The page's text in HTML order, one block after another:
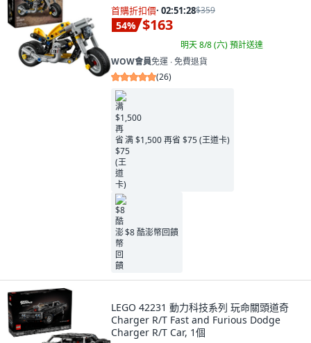
首購折扣價· 02:51:27$359
54% $163
明天 8/8 (六)預計送達
WOW會員免運 ∙ 免費退貨
(26)
满 $1,500 再省 $75 (王道卡)
$8 酷澎幣回饋
LEGO 42231 動力科技系列 玩命關頭道奇
Charger R/T Fast and Furious Dodge
Charger R/T Car, 1個